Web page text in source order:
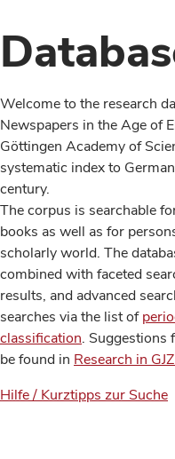
Welcome to the research
Newspapers in the Age of
Göttingen Academy of
systematic index to
century.
The corpus is searchable
books as well as for
scholarly world. The
combined with faceted
results, and advanced
searches via the list of
classification. Suggestions
be found in Research in
Hilfe / Kurztipps zur Suche